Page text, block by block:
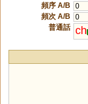
頻序 A/B
0
頻次 A/B
0
普通話 ch